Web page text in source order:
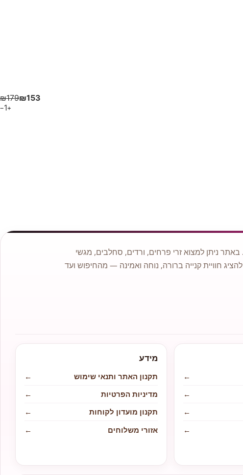
₪179₪153
−1+
ניתן למצוא זרי פרחים, ורדים, סחלבים, מגשי
חוויית קנייה ברורה, נוחה ואמינה — מהחיפוש ועד
←
←
←
←
מידע
תקנון האתר ותנאי שימוש
←
מדיניות הפרטיות
←
תקנון מועדון לקוחות
←
אזורי משלוחים
←